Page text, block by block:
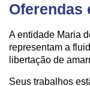
Oferendas
A entidade Maria
representam a
libertação de
Seus trabalhos